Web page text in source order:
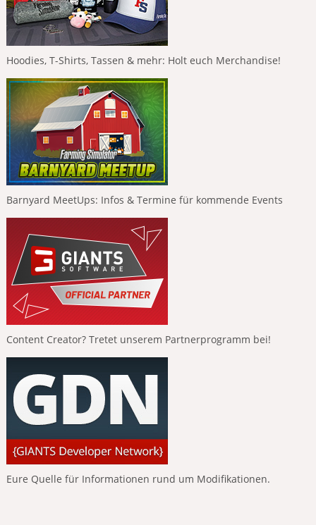
Hoodies, T-Shirts, Tassen & mehr: Holt euch Merchandise!
Barnyard MeetUps: Infos & Termine für kommende Events
Content Creator? Tretet unserem Partnerprogramm bei!
Eure Quelle für Informationen rund um Modifikationen.